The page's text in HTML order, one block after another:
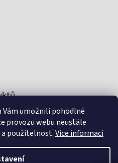
Vám umožnili pohodlné
provozu webu neustále
a použitelnost.Více informací
a poklad na plantáži (A)
5 z 5 hvězdiček.